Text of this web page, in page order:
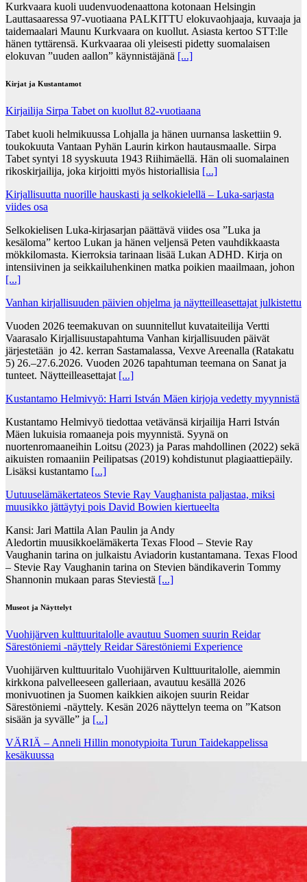
Kurkvaara kuoli uudenvuodenaattona kotonaan Helsingin
Lauttasaaressa 97-vuotiaana PALKITTU elokuvaohjaaja, kuvaaja ja
taidemaalari Maunu Kurkvaara on kuollut. Asiasta kertoo STT:lle
hänen tyttärensä. Kurkvaaraa oli yleisesti pidetty suomalaisen
elokuvan ”uuden aallon” käynnistäjänä [...]
Kirjat ja Kustantamot
Kirjailija Sirpa Tabet on kuollut 82-vuotiaana
Tabet kuoli helmikuussa Lohjalla ja hänen uurnansa laskettiin 9.
toukokuuta Vantaan Pyhän Laurin kirkon hautausmaalle. Sirpa
Tabet syntyi 18 syyskuuta 1943 Riihimäellä. Hän oli suomalainen
rikoskirjailija, joka kirjoitti myös historiallisia [...]
Kirjallisuutta nuorille hauskasti ja selkokielellä – Luka-sarjasta
viides osa
Selkokielisen Luka-kirjasarjan päättävä viides osa ”Luka ja
kesäloma” kertoo Lukan ja hänen veljensä Peten vauhdikkaasta
mökkilomasta. Kierroksia tarinaan lisää Lukan ADHD. Kirja on
intensiivinen ja seikkailuhenkinen matka poikien maailmaan, johon
[...]
Vanhan kirjallisuuden päivien ohjelma ja näytteilleasettajat julkistettu
Vuoden 2026 teemakuvan on suunnitellut kuvataiteilija Vertti
Vaarasalo Kirjallisuustapahtuma Vanhan kirjallisuuden päivät
järjestetään jo 42. kerran Sastamalassa, Vexve Areenalla (Ratakatu
5) 26.–27.6.2026. Vuoden 2026 tapahtuman teemana on Sanat ja
tunteet. Näytteilleasettajat [...]
Kustantamo Helmivyö: Harri István Mäen kirjoja vedetty myynnistä
Kustantamo Helmivyö tiedottaa vetävänsä kirjailija Harri István
Mäen lukuisia romaaneja pois myynnistä. Syynä on
nuortenromaaneihin Loitsu (2023) ja Paras mahdollinen (2022) sekä
aikuisten romaaniin Peilipatsas (2019) kohdistunut plagiaattiepäily.
Lisäksi kustantamo [...]
Uutuuselämäkertateos Stevie Ray Vaughanista paljastaa, miksi
muusikko jättäytyi pois David Bowien kiertueelta
Kansi: Jari Mattila Alan Paulin ja Andy
Aledortin muusikkoelämäkerta Texas Flood – Stevie Ray
Vaughanin tarina on julkaistu Aviadorin kustantamana. Texas Flood
– Stevie Ray Vaughanin tarina on Stevien bändikaverin Tommy
Shannonin mukaan paras Steviestä [...]
Museot ja Näyttelyt
Vuohijärven kulttuuritalolle avautuu Suomen suurin Reidar
Särestöniemi -näyttely Reidar Särestöniemi Experience
Vuohijärven kulttuuritalo Vuohijärven Kulttuuritalolle, aiemmin
kirkkona palvelleeseen galleriaan, avautuu kesällä 2026
monivuotinen ja Suomen kaikkien aikojen suurin Reidar
Särestöniemi -näyttely. Kesän 2026 näyttelyn teema on ”Katson
sisään ja syvälle” ja [...]
VÄRIÄ – Anneli Hillin monotypioita Turun Taidekappelissa
kesäkuussa